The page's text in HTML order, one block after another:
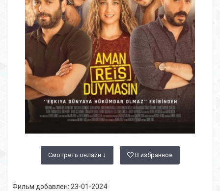
Смотреть онлайн ↓ В избранное
Фильм добавлен: 23-01-2024